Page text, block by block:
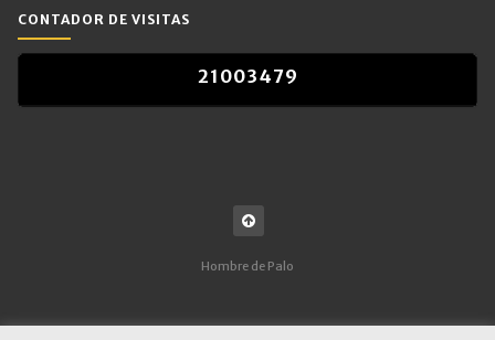
CONTADOR DE VISITAS
21 003479
Hombre de Palo